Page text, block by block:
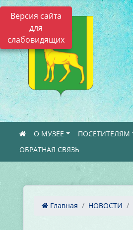
Версия сайта
для
слабовидящих
О МУЗЕЕ ПОСЕТИТЕЛЯМ
ОБРАТНАЯ СВЯЗЬ
Главная НОВОСТИ